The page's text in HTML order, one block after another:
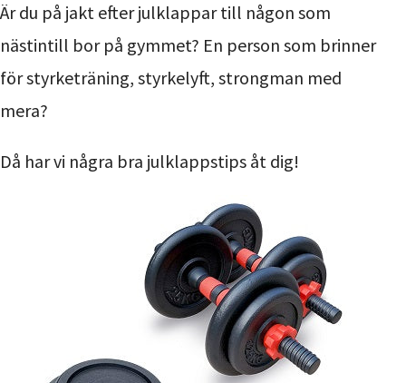
Är du på jakt efter julklappar till någon som
nästintill bor på gymmet? En person som brinner
för styrketräning, styrkelyft, strongman med
mera?
Då har vi några bra julklappstips åt dig!